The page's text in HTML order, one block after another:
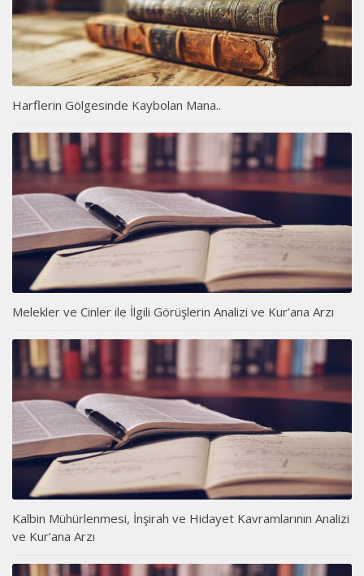
Harflerin Gölgesinde Kaybolan Mana..
Melekler ve Cinler ile İlgili Görüşlerin Analizi ve Kur’ana Arzı
Kalbin Mühürlenmesi, İnşirah ve Hidayet Kavramlarının Analizi
ve Kur’ana Arzı